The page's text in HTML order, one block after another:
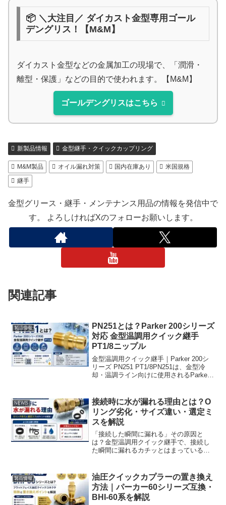
📦 ＼大注目／ ダイカスト金型専用ゴール
デングリス！【M&M】
ダイカスト金型などの金属加工の現場で、「潤滑・
離型・保護」などの目的で使われます。【M&M】
ゴールデングリスはこちら
新製品情報 金型継手・クイックカップリング
M&M製品 オイル漏れ対策 国内在庫あり
米国規格
継手
金型グリース・継手・メンテナンス用品の情報を発信中で
す。 よろしければXのフォローお願いします。
関連記事
製品情報
PN251とは？Parker 200シリーズ
対応 金型温調用クイック継手
PT1/8ニップル
金型温調用クイック継手｜Parker 200シ
リーズ PN251 PT1/8PN251は、金型冷
却・温調ライン向けに使用されるParker
大流量に対応しており、金...
NEWS
接続時に水が漏れる理由とは？O
リング劣化・サイズ違い・選定ミ
スを解説
「接続した瞬間に漏れる」その原因と
は？金型温調用クイック継手で、接続し
た瞬間に漏れるカチッとはまっているの
継手本体の破損ではなく、 Oリング（パ
ッキン）が原因になってい...
製品情報
油圧クイックカプラーの置き換え
方法｜パーカー60シリーズ互換・
BHI-60系を解説